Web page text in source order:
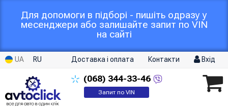
Для допомоги в підборі - пишіть одразу у
месенджери або залишайте запит по VIN
на сайті
UA RU Доставка і оплата Контакти Вхід
(068) 344-33-46
Запит по VIN